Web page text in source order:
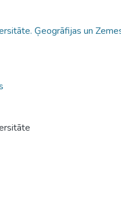
Ģeogrāfijas un